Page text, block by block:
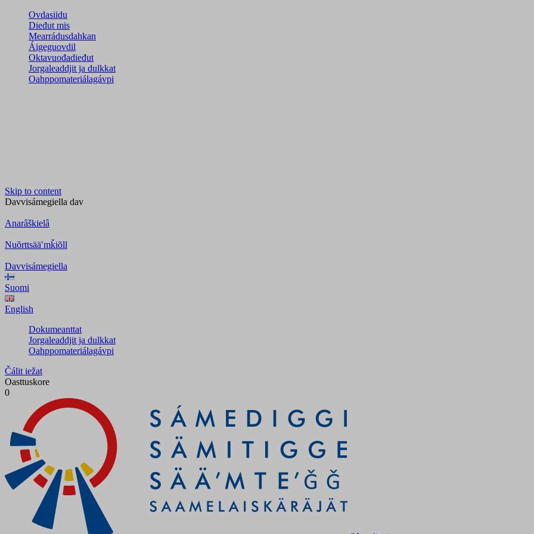
Ovdasiidu
Dieđut mis
Mearrádusdahkan
Áigeguovdil
Oktavuođadieđut
Jorgaleaddjit ja dulkkat
Oahppomateriálagávpi
Skip to content
Davvisámegiella dav
Anarâškielâ
Nuõrttsääʹmǩiõll
Davvisámegiella
Suomi
English
Dokumeanttat
Jorgaleaddjit ja dulkkat
Oahppomateriálagávpi
Čálit iežat
Oasttuskore
0